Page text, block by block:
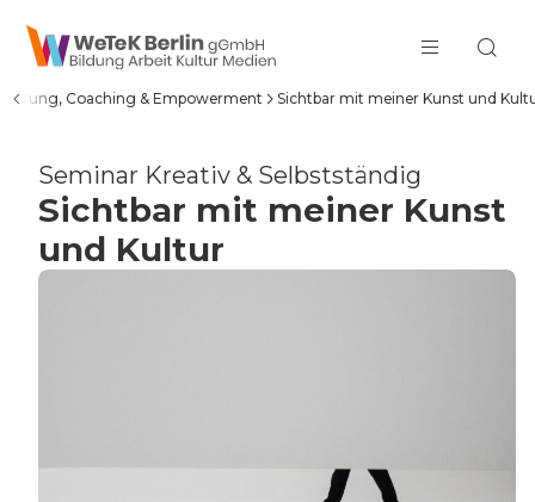
zum Inhalt springen
Coaching & Empowerment Sichtbar mit meiner Kunst und
Seminar Kreativ & Selbstständig
Sichtbar mit meiner Kunst
und Kultur